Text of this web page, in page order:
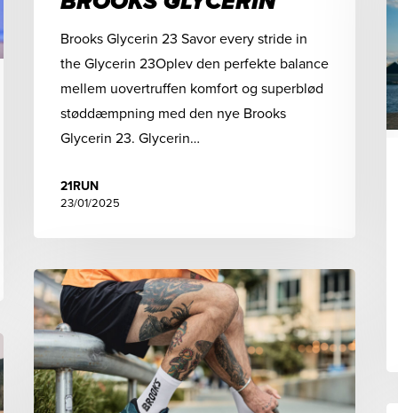
Brooks Glycerin 23 Savor every stride in
the Glycerin 23Oplev den perfekte balance
mellem uovertruffen komfort og superblød
støddæmpning med den nye Brooks
Glycerin 23. Glycerin…
21RUN
23/01/2025